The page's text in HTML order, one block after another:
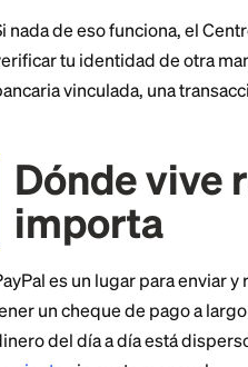
¿Encontraste una
recuperación
enviará un código de
Si olvidaste qué
de inicio de sesión.
nombre de usuario.
registrado, número